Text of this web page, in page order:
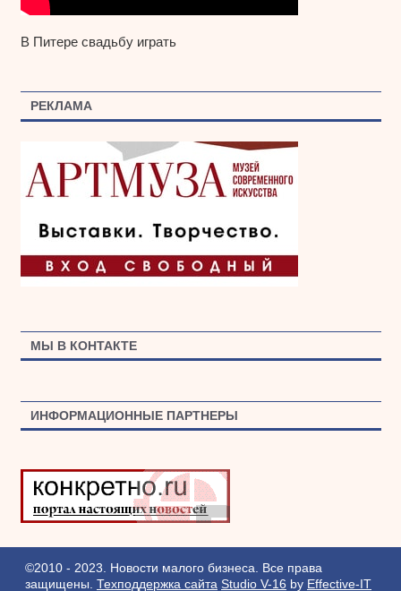
В Питере свадьбу играть
РЕКЛАМА
МЫ В КОНТАКТЕ
ИНФОРМАЦИОННЫЕ ПАРТНЕРЫ
©2010 - 2023. Новости малого бизнеса. Все права
защищены. Техподдержка сайта Studio V-16 by Effective-IT